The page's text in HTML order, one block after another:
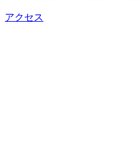
アクセス